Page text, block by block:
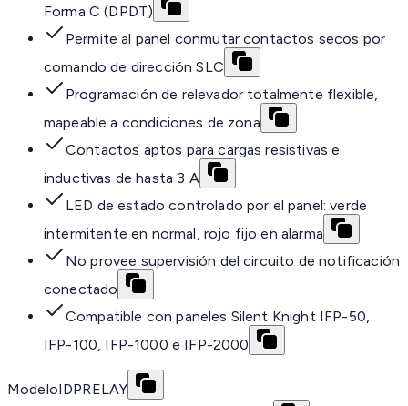
Forma C (DPDT)
Permite al panel conmutar contactos secos por
comando de dirección SLC
Programación de relevador totalmente flexible,
mapeable a condiciones de zona
Contactos aptos para cargas resistivas e
inductivas de hasta 3 A
LED de estado controlado por el panel: verde
intermitente en normal, rojo fijo en alarma
No provee supervisión del circuito de notificación
conectado
Compatible con paneles Silent Knight IFP-50,
IFP-100, IFP-1000 e IFP-2000
ModeloIDPRELAY